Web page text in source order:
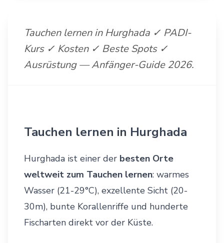
Tauchen lernen in Hurghada ✓ PADI-
Kurs ✓ Kosten ✓ Beste Spots ✓
Ausrüstung — Anfänger-Guide 2026.
Tauchen lernen in Hurghada
Hurghada ist einer der besten Orte
weltweit zum Tauchen lernen: warmes
Wasser (21-29°C), exzellente Sicht (20-
30m), bunte Korallenriffe und hunderte
Fischarten direkt vor der Küste.